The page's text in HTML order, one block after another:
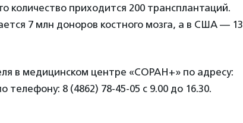
количество приходится 200 трансплантаций.
7 млн доноров костного мозга, а в США — 13
в медицинском центре «СОРАН+» по адресу:
телефону: 8 (4862) 78-45-05 с 9.00 до 16.30.